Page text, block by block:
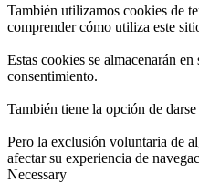
También utilizamos cookies de
comprender cómo utiliza este
Estas cookies se almacenarán
consentimiento.
También tiene la opción de
Pero la exclusión voluntaria de
afectar su experiencia de
Necessary